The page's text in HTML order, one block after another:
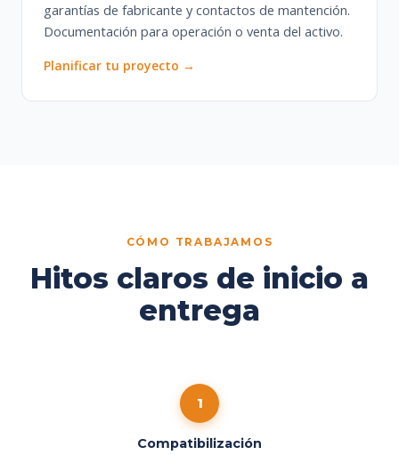
garantías de fabricante y contactos de mantención.
Documentación para operación o venta del activo.
Planificar tu proyecto →
CÓMO TRABAJAMOS
Hitos claros de inicio a
entrega
1
Compatibilización